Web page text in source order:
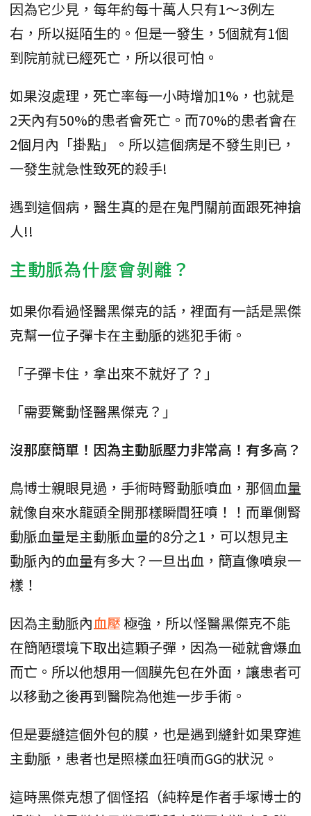
因為它少見，每年約每十萬人只有1～3例左
右，所以挺陌生的。但是一發生，5個就有1個
到院前就已經死亡，所以很可怕。
如果沒處理，死亡率每一小時增加1%，也就是
2天內有50%的患者會死亡。而70%的患者會在
2個月內「掛點」。所以這個病是不發生則已，
一發生就急性致死的殺手!
遇到這個病，醫生真的是在鬼門關前面跟死神搶
人!!
主動脈為什麼會剝離？
如果你看過怪醫黑傑克的話，裡面有一話是黑傑
克幫一位子彈卡在主動脈的逃犯手術。
「子彈卡住，拿出來不就好了？」
「需要驚動怪醫黑傑克？」
沒那麼簡單！因為主動脈壓力非常高！有多高？
鳥博士親眼見過，手術時腎動脈噴血，那個血量
就像自來水龍頭全開那樣瞬間狂噴！！而單側腎
動脈血量是主動脈血量的8分之1，可以想見主
動脈內的血量有多大？一旦出血，簡直像噴泉一
樣！
因為主動脈內血壓 極強，所以怪醫黑傑克不能
在簡陋環境下取出這顆子彈，因為一碰就會爆血
而亡。所以他想用一個膜先包在外面，讓患者可
以移動之後再到醫院為他進一步手術。
但是要縫這個外包的膜，也是遇到縫針如果穿進
主動脈，患者也是照樣血狂噴而GG的狀況。
這時黑傑克想了個怪招（純粹是作者手塚博士的